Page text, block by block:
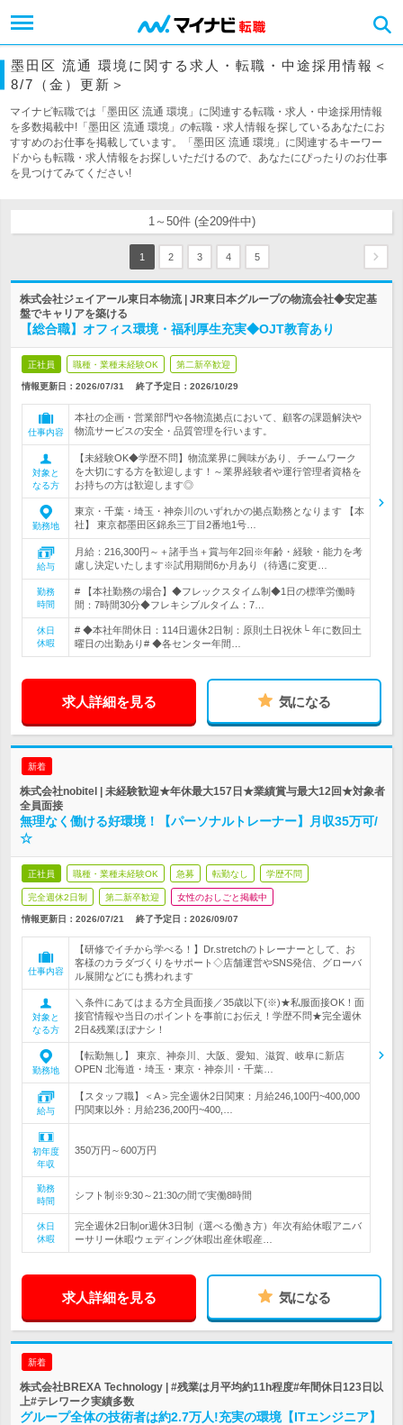
墨田区 流通 環境に関する求人・転職・中途採用情報＜
8/7（金）更新＞
マイナビ転職では「墨田区 流通 環境」に関連する転職・求人・中途採用情報
を多数掲載中!「墨田区 流通 環境」の転職・求人情報を探しているあなたにお
すすめのお仕事を掲載しています。「墨田区 流通 環境」に関連するキーワー
ドからも転職・求人情報をお探しいただけるので、あなたにぴったりのお仕事
を見つけてみてください!
1～50件 (全209件中)
1 2 3 4 5
株式会社ジェイアール東日本物流 | JR東日本グループの物流会社◆安定基
盤でキャリアを築ける
【総合職】オフィス環境・福利厚生充実◆OJT教育あり
正社員 職種・業種未経験OK 第二新卒歓迎
情報更新日：2026/07/31 終了予定日： 2026/10/29
仕事内容
本社の企画・営業部門や各物流拠点において、顧客の課題解決や
物流サービスの安全・品質管理を行います。
対象と
なる方
【未経験OK◆学歴不問】物流業界に興味があり、チームワーク
を大切にする方を歓迎します！～業界経験者や運行管理者資格を
お持ちの方は歓迎します◎
勤務地
東京・千葉・埼玉・神奈川のいずれかの拠点勤務となります 【本
社】 東京都墨田区錦糸三丁目2番地1号…
給与
月給：216,300円～＋諸手当＋賞与年2回※年齢・経験・能力を考
慮し決定いたします※試用期間6か月あり（待遇に変更…
勤務
時間
# 【本社勤務の場合】◆フレックスタイム制◆1日の標準労働時
間：7時間30分◆フレキシブルタイム：7…
休日
休暇
# ◆本社年間休日：114日週休2日制：原則土日祝休└ 年に数回土
曜日の出勤あり# ◆各センター年間…
求人詳細を見る 気になる
新着
株式会社nobitel | 未経験歓迎★年休最大157日★業績賞与最大12回★対象者
全員面接
無理なく働ける好環境！【パーソナルトレーナー】月収35万可/
☆
正社員 職種・業種未経験OK 急募 転勤なし 学歴不問
完全週休2日制 第二新卒歓迎 女性のおしごと掲載中
情報更新日：2026/07/21 終了予定日： 2026/09/07
仕事内容
【研修でイチから学べる！】Dr.stretchのトレーナーとして、お
客様のカラダづくりをサポート◇店舗運営やSNS発信、グローバ
ル展開などにも携われます
対象と
なる方
＼条件にあてはまる方全員面接／35歳以下(※)★私服面接OK！面
接官情報や当日のポイントを事前にお伝え！学歴不問★完全週休
2日&残業ほぼナシ！
勤務地
【転勤無し】 東京、神奈川、大阪、愛知、滋賀、岐阜に新店
OPEN 北海道・埼玉・東京・神奈川・千葉…
給与
【スタッフ職】＜A＞完全週休2日関東：月給246,100円~400,000
円関東以外：月給236,200円~400,…
初年度
年収
350万円～600万円
勤務
時間
シフト制※9:30～21:30の間で実働8時間
休日
休暇
完全週休2日制or週休3日制（選べる働き方）年次有給休暇アニバ
ーサリー休暇ウェディング休暇出産休暇産…
求人詳細を見る 気になる
新着
株式会社BREXA Technology | #残業は月平均約11h程度#年間休日123日以
上#テレワーク実績多数
グループ全体の技術者は約2.7万人!充実の環境【ITエンジニア】